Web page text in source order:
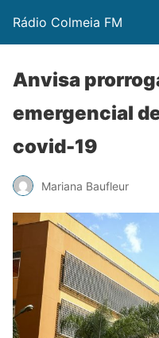
Rádio Colmeia FM
Anvisa
emergencial
covid-19
Mariana Baufleur